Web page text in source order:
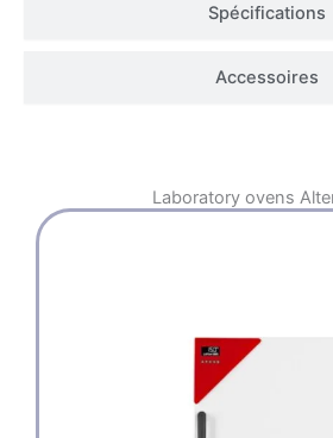
Spécifications
Accessoires
Laboratory ovens